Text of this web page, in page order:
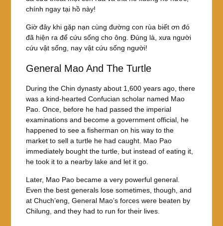
chính ngay tại hồ này!
Giờ đây khi gặp nạn cùng đường con rùa biết ơn đó
đã hiện ra để cứu sống cho ông. Đúng là, xưa người
cứu vật sống, nay vật cứu sống người!
General Mao And The Turtle
During the Chin dynasty about 1,600 years ago, there
was a kind-hearted Confucian scholar named Mao
Pao. Once, before he had passed the imperial
examinations and become a government official, he
happened to see a fisherman on his way to the
market to sell a turtle he had caught. Mao Pao
immediately bought the turtle, but instead of eating it,
he took it to a nearby lake and let it go.
Later, Mao Pao became a very powerful general.
Even the best generals lose sometimes, though, and
at Chuch’eng, General Mao’s forces were beaten by
Chilung, and they had to run for their lives.